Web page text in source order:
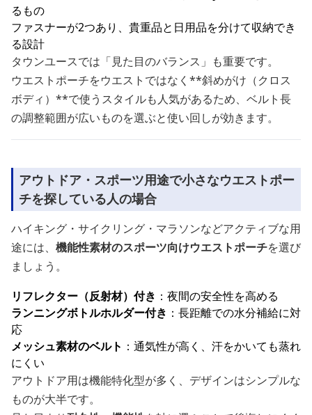
るもの
ファスナーが2つあり、貴重品と日用品を分けて収納でき
る設計
タウンユースでは「見た目のバランス」も重要です。
ウエストポーチをウエストではなく**斜めがけ（クロス
ボディ）**で使うスタイルも人気があるため、ベルト長
の調整範囲が広いものを選ぶと使い回しが効きます。
アウトドア・スポーツ用途で小さなウエストポー
チを探している人の場合
ハイキング・サイクリング・マラソンなどアクティブな用
途には、 機能性素材のスポーツ向けウエストポーチを選び
ましょう。
リフレクター（反射材）付き ：夜間の安全性を高める
ランニングボトルホルダー付き ：長距離での水分補給に対
応
メッシュ素材のベルト ：通気性が高く、汗をかいても蒸れ
にくい
アウトドア用は機能特化型が多く、デザインはシンプルな
ものが大半です。